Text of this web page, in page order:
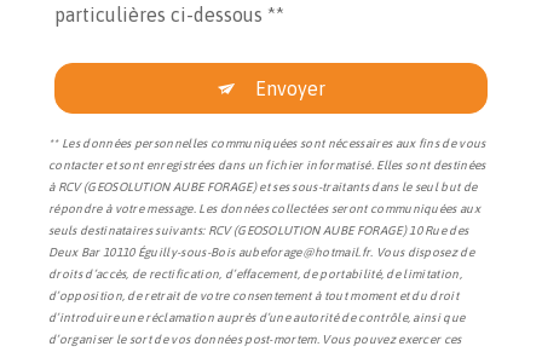
particulières ci-dessous **
Envoyer
** Les données personnelles communiquées sont nécessaires aux fins de vous
contacter et sont enregistrées dans un fichier informatisé. Elles sont destinées
à RCV (GEOSOLUTION AUBE FORAGE) et ses sous-traitants dans le seul but de
répondre à votre message. Les données collectées seront communiquées aux
seuls destinataires suivants: RCV (GEOSOLUTION AUBE FORAGE) 10 Rue des
Deux Bar 10110 Éguilly-sous-Bois aubeforage@hotmail.fr. Vous disposez de
droits d’accès, de rectification, d’effacement, de portabilité, de limitation,
d’opposition, de retrait de votre consentement à tout moment et du droit
d’introduire une réclamation auprès d’une autorité de contrôle, ainsi que
d’organiser le sort de vos données post-mortem. Vous pouvez exercer ces